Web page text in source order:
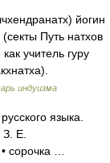
йогин
Путь натхов
учитель гуру
индуизма
языка.
Е.
сорочка …